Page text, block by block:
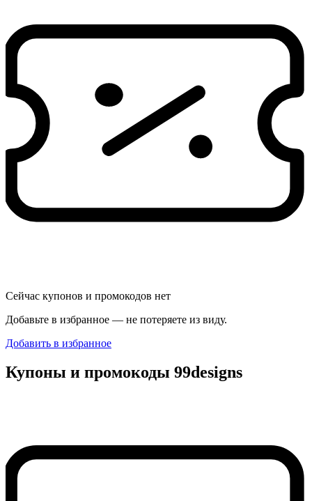
Сейчас купонов и промокодов нет
Добавьте в избранное — не потеряете из виду.
Добавить в избранное
Купоны и промокоды 99designs